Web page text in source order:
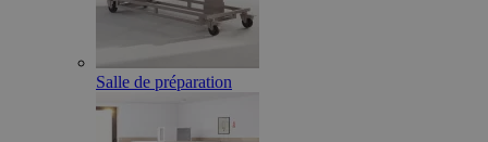
Salle de préparation